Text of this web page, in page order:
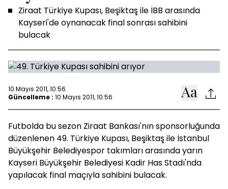
Ziraat Türkiye Kupası, Beşiktaş ile İBB arasında
Kayseri'de oynanacak final sonrası sahibini
bulacak
10 Mayıs 2011, 10:56
Güncelleme : 10 Mayıs 2011, 10:56
Futbolda bu sezon Ziraat Bankası'nın sponsorluğunda
düzenlenen 49. Türkiye Kupası, Beşiktaş ile İstanbul
Büyükşehir Belediyespor takımları arasında yarın
Kayseri Büyükşehir Belediyesi Kadir Has Stadı'nda
yapılacak final maçıyla sahibini bulacak.